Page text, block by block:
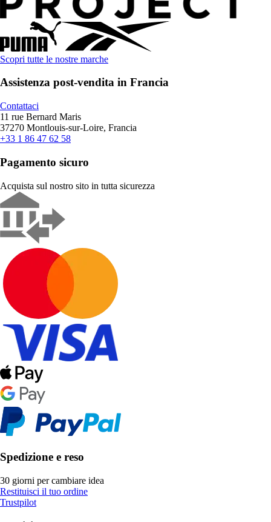
Scopri tutte le nostre marche
Assistenza post-vendita in Francia
Contattaci
11 rue Bernard Maris
37270 Montlouis-sur-Loire, Francia
+33 1 86 47 62 58
Pagamento sicuro
Acquista sul nostro sito in tutta sicurezza
Spedizione e reso
30 giorni per cambiare idea
Restituisci il tuo ordine
Trustpilot